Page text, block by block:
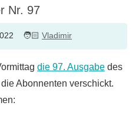
Nr. 97
Vladimir
die 97. Ausgabe des
Abonnenten verschickt.